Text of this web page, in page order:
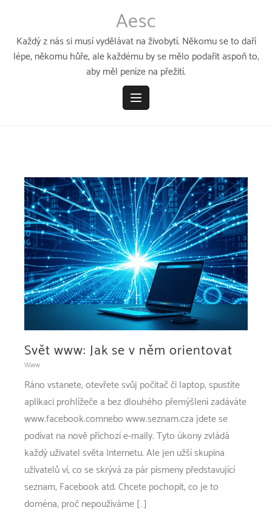
obsahu
Aesc
Každý z nás si musí vydělávat na živobytí. Někomu se to daří
lépe, někomu hůře, ale každému by se mělo podařit aspoň to,
aby měl peníze na přežití.
Svět www: Jak se v něm orientovat
Www
Ráno vstanete, otevřete svůj počítač či laptop, spustíte
aplikaci prohlížeče a bez dlouhého přemýšlení zadáváte
www.facebook.comnebo www.seznam.cza jdete se
podívat na nově příchozí e-maily. Tyto úkony zvládá
každý uživatel světa Internetu. Ale jen užší skupina
uživatelů ví, co se skrývá za pár písmeny představující
seznam, Facebook atd. Chcete pochopit, co je to
doména, proč nepoužíváme […]